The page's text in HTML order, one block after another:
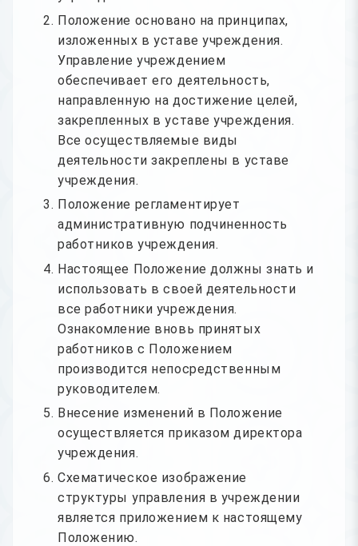
Положение основано на принципах,
изложенных в уставе учреждения.
Управление учреждением
обеспечивает его деятельность,
направленную на достижение целей,
закрепленных в уставе учреждения.
Все осуществляемые виды
деятельности закреплены в уставе
учреждения.
Положение регламентирует
административную подчиненность
работников учреждения.
Настоящее Положение должны знать и
использовать в своей деятельности
все работники учреждения.
Ознакомление вновь принятых
работников с Положением
производится непосредственным
руководителем.
Внесение изменений в Положение
осуществляется приказом директора
учреждения.
Схематическое изображение
структуры управления в учреждении
является приложением к настоящему
Положению.